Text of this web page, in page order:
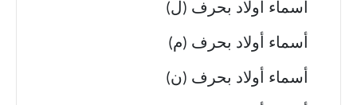
أسماء أولاد بحرف (ل)
أسماء أولاد بحرف (م)
أسماء أولاد بحرف (ن)